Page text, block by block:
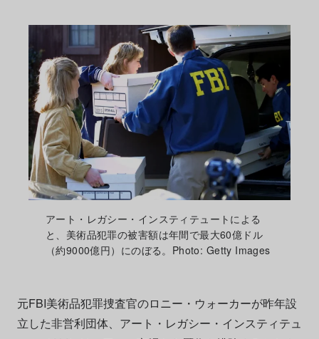
アート・レガシー・インスティテュートによる
と、美術品犯罪の被害額は年間で最大60億ドル
（約9000億円）にのぼる。Photo: Getty Images
元FBI美術品犯罪捜査官のロニー・ウォーカーが昨年設
立した非営利団体、アート・レガシー・インスティテュ